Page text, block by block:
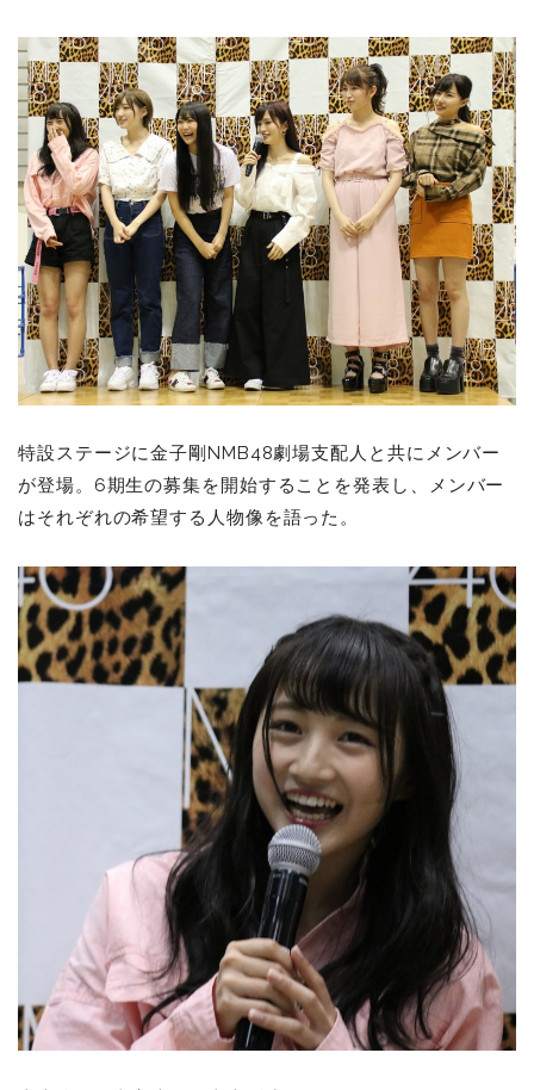
特設ステージに金子剛NMB48劇場支配人と共にメンバー
が登場。6期生の募集を開始することを発表し、メンバー
はそれぞれの希望する人物像を語った。